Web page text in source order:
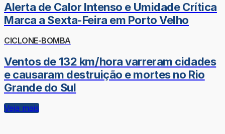
Alerta de Calor Intenso e Umidade Crítica
Marca a Sexta-Feira em Porto Velho
CICLONE-BOMBA
Ventos de 132 km/hora varreram cidades
e causaram destruição e mortes no Rio
Grande do Sul
Veja mais